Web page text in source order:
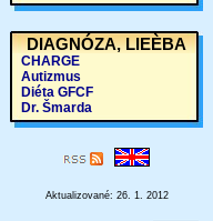
DIAGNÓZA, LIEÈBA
CHARGE
Autizmus
Diéta GFCF
Dr. Šmarda
Aktualizované: 26. 1. 2012